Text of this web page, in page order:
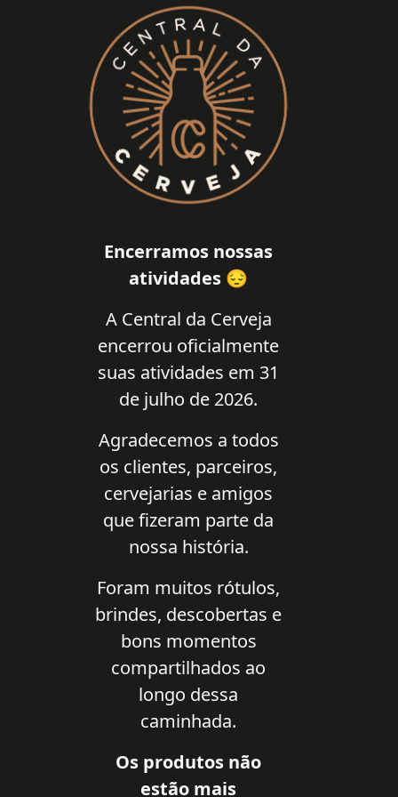
Encerramos nossas
atividades 😔
A Central da Cerveja
encerrou oficialmente
suas atividades em 31
de julho de 2026.
Agradecemos a todos
os clientes, parceiros,
cervejarias e amigos
que fizeram parte da
nossa história.
Foram muitos rótulos,
brindes, descobertas e
bons momentos
compartilhados ao
longo dessa
caminhada.
Os produtos não
estão mais